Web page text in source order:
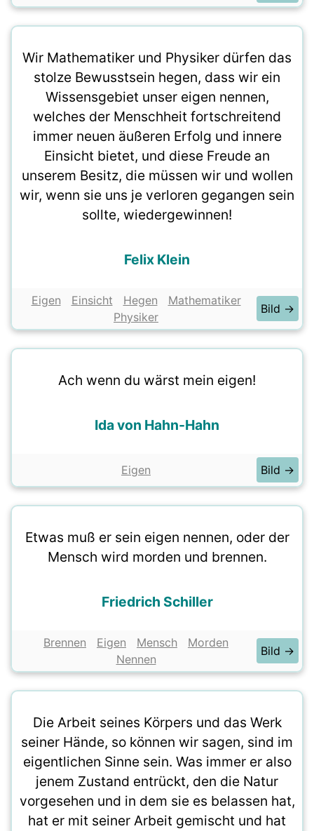
Wir Mathematiker und Physiker dürfen das
stolze Bewusstsein hegen, dass wir ein
Wissensgebiet unser eigen nennen,
welches der Menschheit fortschreitend
immer neuen äußeren Erfolg und innere
Einsicht bietet, und diese Freude an
unserem Besitz, die müssen wir und wollen
wir, wenn sie uns je verloren gegangen sein
sollte, wiedergewinnen!
Felix Klein
Eigen Einsicht Hegen
Mathematiker
Physiker
Bild →
Ach wenn du wärst mein eigen!
Ida von Hahn-Hahn
Eigen Bild →
Etwas muß er sein eigen nennen, oder der
Mensch wird morden und brennen.
Friedrich Schiller
Brennen Eigen Mensch
Morden
Nennen
Bild →
Die Arbeit seines Körpers und das Werk
seiner Hände, so können wir sagen, sind im
eigentlichen Sinne sein. Was immer er also
jenem Zustand entrückt, den die Natur
vorgesehen und in dem sie es belassen hat,
hat er mit seiner Arbeit gemischt und hat